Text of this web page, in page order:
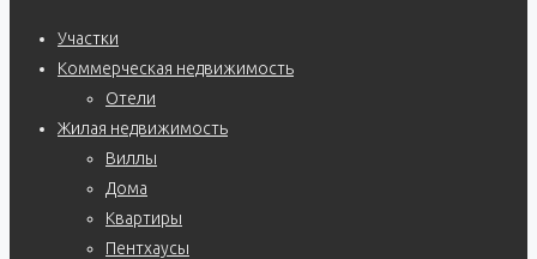
Участки
Коммерческая недвижимость
Отели
Жилая недвижимость
Виллы
Дома
Квартиры
Пентхаусы